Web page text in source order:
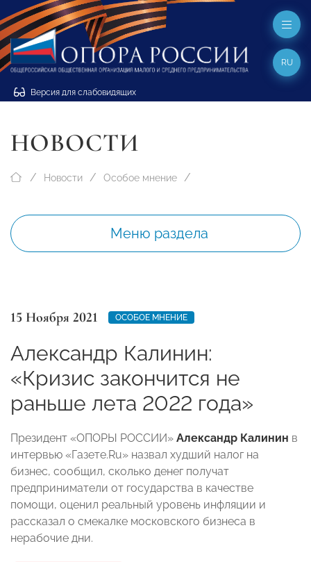
Версия для слабовидящих
RU
НОВОСТИ
Новости Особое мнение
Меню раздела
15 Ноября 2021 ОСОБОЕ МНЕНИЕ
Александр Калинин:
«Кризис закончится не
раньше лета 2022 года»
Президент «ОПОРЫ РОССИИ» Александр Калинин в
интервью «Газете.Ru» назвал худший налог на
бизнес, сообщил, сколько денег получат
предприниматели от государства в качестве
помощи, оценил реальный уровень инфляции и
рассказал о смекалке московского бизнеса в
нерабочие дни.